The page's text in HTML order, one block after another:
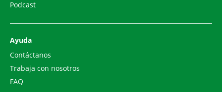
Podcast
Ayuda
Contáctanos
Trabaja con nosotros
FAQ